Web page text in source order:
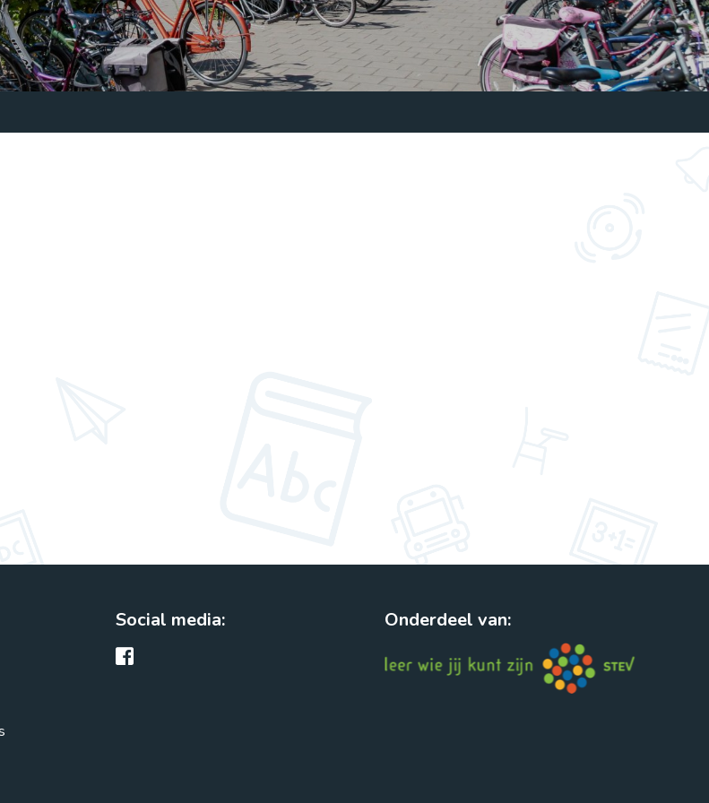
Margrietstraat 2
3742RC Baarn
035 - 541 44 13
Social media: Onderdeel van: